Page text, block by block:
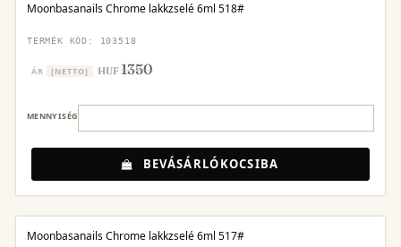
Moonbasanails Chrome lakkzselé 6ml 518#
TERMÉK KÓD: 103518
ÁR [NETTO] HUF1350
MENNYISÉG
BEVÁSÁRLÓKOCSIBA
Moonbasanails Chrome lakkzselé 6ml 517#